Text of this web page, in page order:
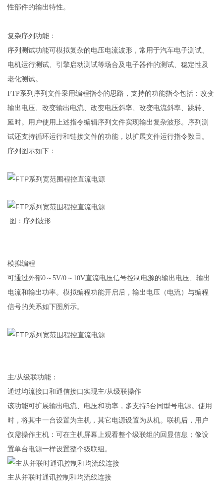
性部件的输出特性。
复杂序列功能：
序列测试功能可模拟复杂的电压电流波形，常用于汽车电子测试、
电机运行测试、引擎启动测试等场合及电子器件的测试、稳定性及
老化测试。
FTP系列序列文件采用编程指令的思路，支持的功能指令包括：改变
输出电压、改变输出电流、改变电压斜率、改变电流斜率、跳转、
延时。用户使用上述指令编辑序列文件实现输出复杂波形。序列测
试还支持循环运行和链接文件的功能，以扩展文件运行指令数目。
序列图示如下：
图：序列波形
模拟编程
可通过外部0～5V/0～10V直流电压信号控制电源的输出电压、输出
电流和输出功率。模拟编程功能开启后，输出电压（电流）与编程
信号的关系如下图所示。
主/从级联功能：
通过均流接口和通信接口实现主/从级联操作
该功能可扩展输出电流、电压和功率，多支持5台同型号电源。使用
时，将其中一台设置为主机，其它电源设置为从机。联机后，用户
仅需操作主机：可在主机屏幕上观看整个级联组的回显信息；像设
置单台电源一样设置整个级联组。
主从并联时通讯控制和均流线连接